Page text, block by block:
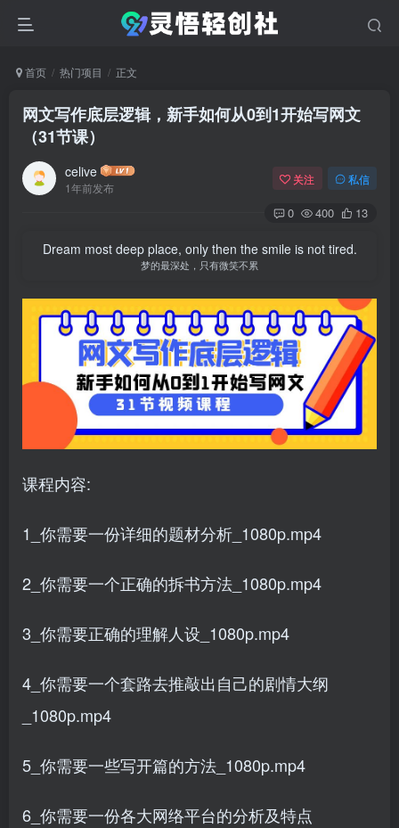
首页 热门项目 正文
网文写作底层逻辑，新手如何从0到1开始写网文
（31节课）
celive
1年前发布
关注 私信
0 400 13
Dream most deep place, only then the smile is not tired.
梦的最深处，只有微笑不累
课程内容:
1_你需要一份详细的题材分析_1080p.mp4
2_你需要一个正确的拆书方法_1080p.mp4
3_你需要正确的理解人设_1080p.mp4
4_你需要一个套路去推敲出自己的剧情大纲
_1080p.mp4
5_你需要一些写开篇的方法_1080p.mp4
6_你需要一份各大网络平台的分析及特点